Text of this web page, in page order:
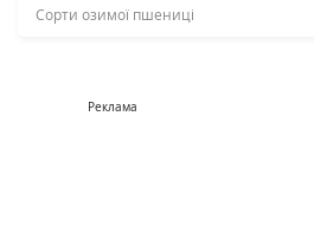
Сорти озимої пшениці
Реклама